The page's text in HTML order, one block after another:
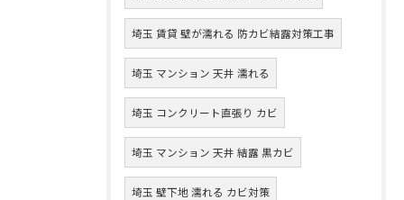
埼玉 賃貸 壁が濡れる 防カビ結露対策工事
埼玉 マンション 天井 濡れる
埼玉 コンクリート直張り カビ
埼玉 マンション 天井 結露 黒カビ
埼玉 壁下地 濡れる カビ対策